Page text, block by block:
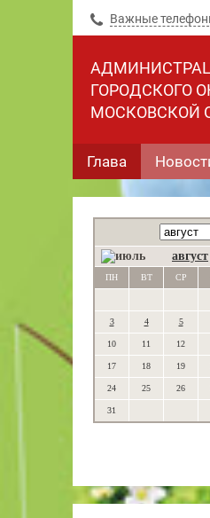
Важные
ГОРОДСКОГО
МОСКОВСКОЙ
Глава
август
ПН ВТ СР
3 4 5
10 11 12
17 18 19
24 25 26
31